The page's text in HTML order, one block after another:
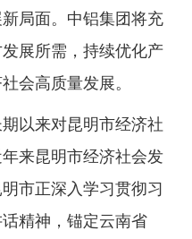
局面。中铝集团将充
展所需，持续优化产
会高质量发展。
以来对昆明市经济社
来昆明市经济社会发
市正深入学习贯彻习
精神，锚定云南省